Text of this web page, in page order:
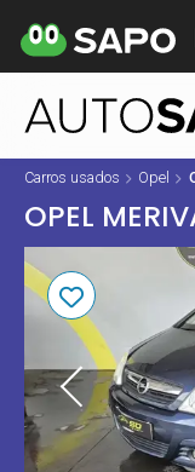
Carros usados Opel
OPEL